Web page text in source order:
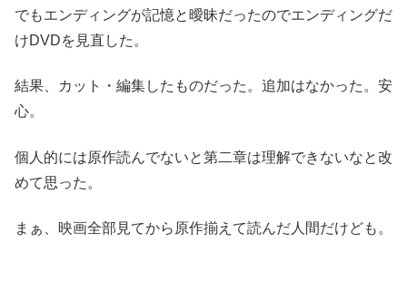
でもエンディングが記憶と曖昧だったのでエンディングだ
けDVDを見直した。
結果、カット・編集したものだった。追加はなかった。安
心。
個人的には原作読んでないと第二章は理解できないなと改
めて思った。
まぁ、映画全部見てから原作揃えて読んだ人間だけども。